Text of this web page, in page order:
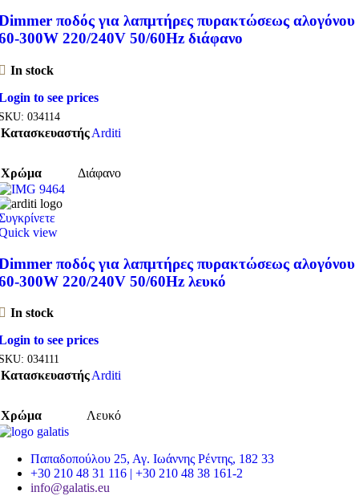
ποδός για λαπμτήρες πυρακτώσεως αλογόνου
300W 220/240V 50/60Hz διάφανο
In stock
to see prices
034114
ΚατασκευαστήςArditi
Χρώμα Διάφανο
view
ποδός για λαπμτήρες πυρακτώσεως αλογόνου
300W 220/240V 50/60Hz λευκό
In stock
to see prices
034111
ΚατασκευαστήςArditi
Χρώμα Λευκό
Παπαδοπούλου 25, Αγ. Ιωάννης Ρέντης, 182 33
+30 210 48 31 116 | +30 210 48 38 161-2
info@galatis.eu